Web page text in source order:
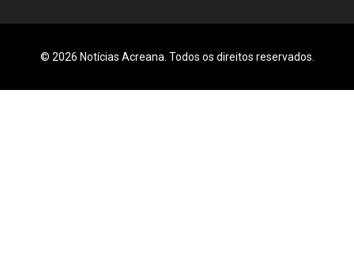
© 2026 Notícias Acreana. Todos os direitos reservados.